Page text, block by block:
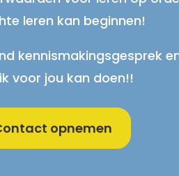
leren kan beginnen!
kennismakingsgesprek
voor jou kan doen!!
opnemen